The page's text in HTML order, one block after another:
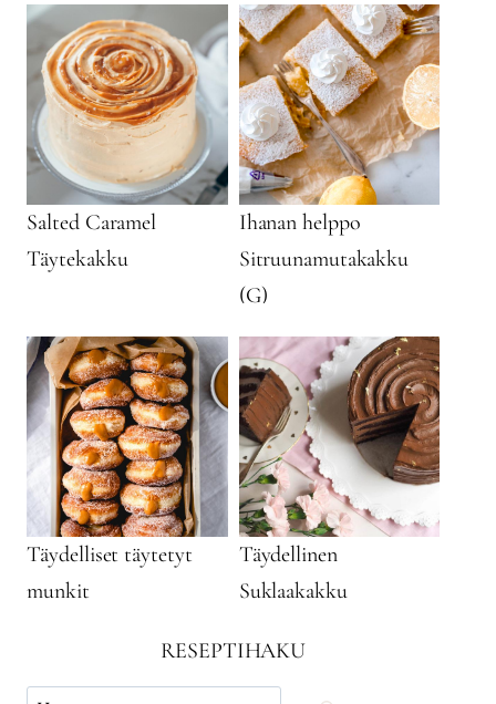
Salted Caramel
Täytekakku
Ihanan helppo
Sitruunamutakakku
(G)
Täydelliset täytetyt
munkit
Täydellinen
Suklaakakku
RESEPTIHAKU
Käytä